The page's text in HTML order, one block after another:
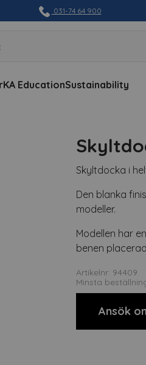
031-74 64 900
KA EducationSustainability
Skyltdocka i
Den blanka
modeller.
Modellen har
benen
Artikelnr: 94409
Minsta
Ansök